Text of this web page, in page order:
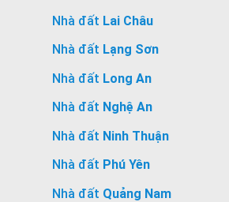
Nhà đất Lai Châu
Nhà đất Lạng Sơn
Nhà đất Long An
Nhà đất Nghệ An
Nhà đất Ninh Thuận
Nhà đất Phú Yên
Nhà đất Quảng Nam